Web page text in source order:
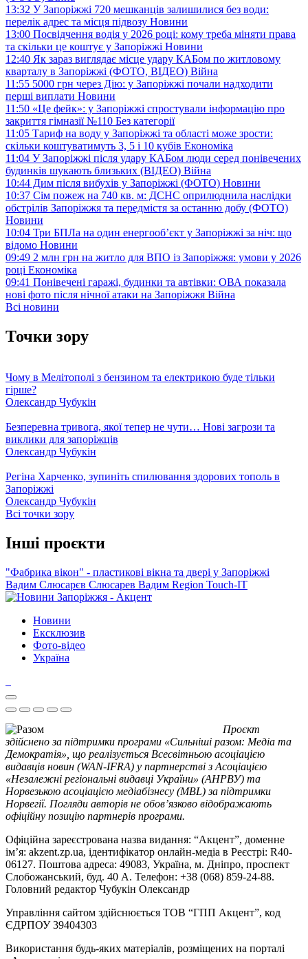
13:32 У Запоріжжі 720 мешканців залишилися без води:
перелік адрес та місця підвозу Новини
13:00 Посвідчення водія у 2026 році: кому треба міняти права
та скільки це коштує у Запоріжжі Новини
12:40 Як зараз виглядає місце удару КАБом по житловому
кварталу в Запоріжжі (ФОТО, ВІДЕО) Війна
11:55 5000 грн через Дію: у Запоріжжі почали надходити
перші виплати Новини
11:50 «Це фейк»: у Запоріжжі спростували інформацію про
закриття гімназії №110 Без категорії
11:05 Тариф на воду у Запоріжжі та області може зрости:
скільки коштуватимуть 3, 5 і 10 кубів Економіка
11:04 У Запоріжжі після удару КАБом люди серед понівечених
будинків шукають близьких (ВІДЕО) Війна
10:44 Дим після вибухів у Запоріжжі (ФОТО) Новини
10:37 Сім пожеж на 740 кв. м: ДСНС оприлюднила наслідки
обстрілів Запоріжжя та передмістя за останню добу (ФОТО)
Новини
10:04 Три БПЛа на один енергооб’єкт у Запоріжжі за ніч: що
відомо Новини
09:49 2 млн грн на житло для ВПО із Запоріжжя: умови у 2026
році Економіка
09:41 Понівечені гаражі, будинки та автівки: ОВА показала
нові фото після нічної атаки на Запоріжжя Війна
Всі новини
Точки зору
Чому в Мелітополі з бензином та електрикою буде тільки
гірше?
Олександр Чубукін
Безперевна тривога, якої тепер не чути… Нові загрози та
виклики для запоріжців
Олександр Чубукін
Регіна Харченко, зупиніть спилювання здорових тополь в
Запоріжжі
Олександр Чубукін
Всі точки зору
Інші проєкти
"Фабрика вікон" - пластикові вікна та двері у Запоріжжі
Вадим Слюсарєв Слюсарев Вадим Region Touch-IT
Новини
Ексклюзив
Фото-відео
Україна
Проєкт
здійснено за підтримки програми «Сильніші разом: Медіа та
Демократія», що реалізується Всесвітньою асоціацією
видавців новин (WAN-IFRA) у партнерстві з Асоціацією
«Незалежні регіональні видавці України» (АНРВУ) та
Норвезькою асоціацією медіабізнесу (MBL) за підтримки
Норвегії. Погляди авторів не обов’язково відображають
офіційну позицію партнерів програми.
Офіційна зареєстрована назва видання: “Акцент”, доменне
ім’я: akzent.zp.ua, ідентифікатор онлайн-медіа в Реєстрі: R40-
06127. Поштова адреса: 49083, Україна, м. Дніпро, проспект
Слобожанський, буд. 40 А. Телефон: +38 (068) 859-24-88.
Головний редактор Чубукін Олександр
Управління сайтом здійснюється ТОВ “ГПП Акцент”, код
ЄДРПОУ 39404303
Використання будь-яких матеріалів, розміщених на порталі